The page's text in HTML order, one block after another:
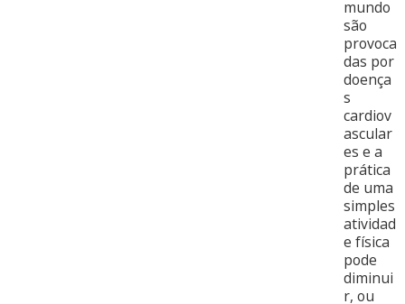
mundo
são
provoca
das por
doença
s
cardiov
ascular
es e a
prática
de uma
simples
atividad
e física
pode
diminui
r, ou